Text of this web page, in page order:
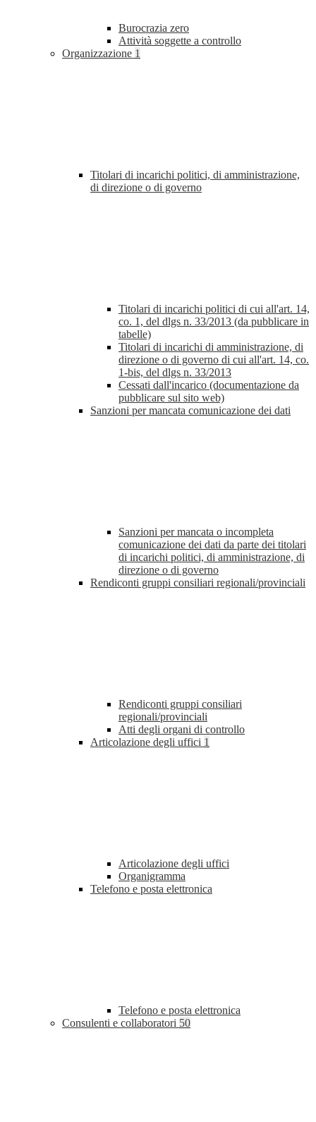
Burocrazia zero
Attività soggette a controllo
Organizzazione 1
Titolari di incarichi politici, di amministrazione,
di direzione o di governo
Titolari di incarichi politici di cui all'art. 14,
co. 1, del dlgs n. 33/2013 (da pubblicare in
tabelle)
Titolari di incarichi di amministrazione, di
direzione o di governo di cui all'art. 14, co.
1-bis, del dlgs n. 33/2013
Cessati dall'incarico (documentazione da
pubblicare sul sito web)
Sanzioni per mancata comunicazione dei dati
Sanzioni per mancata o incompleta
comunicazione dei dati da parte dei titolari
di incarichi politici, di amministrazione, di
direzione o di governo
Rendiconti gruppi consiliari regionali/provinciali
Rendiconti gruppi consiliari
regionali/provinciali
Atti degli organi di controllo
Articolazione degli uffici 1
Articolazione degli uffici
Organigramma
Telefono e posta elettronica
Telefono e posta elettronica
Consulenti e collaboratori 50